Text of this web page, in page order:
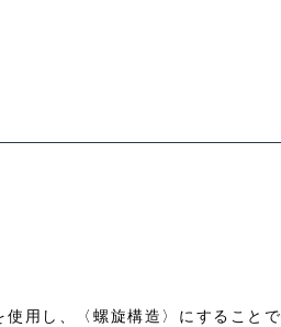
用し、〈螺旋構造〉にすることで